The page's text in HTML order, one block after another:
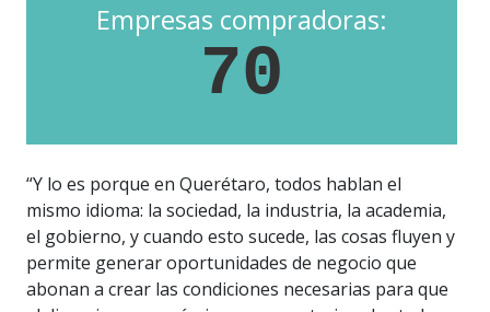
Empresas compradoras:
70
“Y lo es porque en Querétaro, todos hablan el
mismo idioma: la sociedad, la industria, la academia,
el gobierno, y cuando esto sucede, las cosas fluyen y
permite generar oportunidades de negocio que
abonan a crear las condiciones necesarias para que